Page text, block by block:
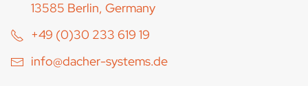
13585 Berlin, Germany
+49 (0)30 233 619 19
info@dacher-systems.de